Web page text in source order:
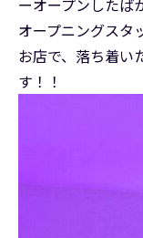
ーオープンしたば
オープニングス
お店で、落ち着い
す！！